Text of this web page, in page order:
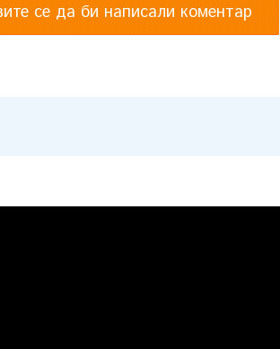
се да би написали коментар